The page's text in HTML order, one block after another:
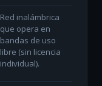
Red inalámbrica
que opera en
bandas de uso
libre (sin licencia
individual).